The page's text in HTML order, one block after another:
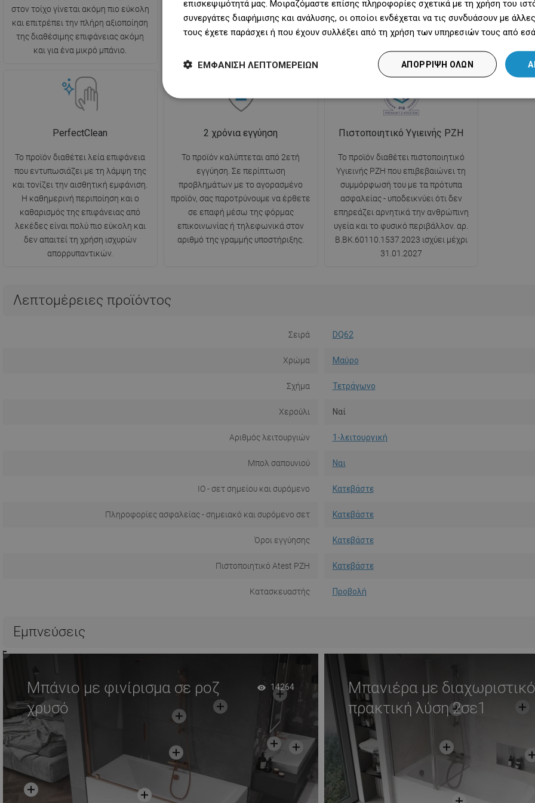
στον τοίχο γίνεται ακόμη πιο εύκολη
και επιτρέπει την πλήρη αξιοποίηση
της διαθέσιμης επιφάνειας ακόμη
και για ένα μικρό μπάνιο.
επόμενων στοιχείων του ντους είναι
πολύ ευκολότερη και πιο
διαισθητική.
κατά τη διάρκεια του μπάνιου, χωρίς
φόβο διακοπής της συνεχούς ροής
νερού.
νερού,
του δεν
της
PerfectClean
Το προϊόν διαθέτει λεία επιφάνεια
που εντυπωσιάζει με τη λάμψη της
και τονίζει την αισθητική εμφάνιση.
Η καθημερινή περιποίηση και ο
καθαρισμός της επιφάνειας από
λεκέδες είναι πολύ πιο εύκολη και
δεν απαιτεί τη χρήση ισχυρών
απορρυπαντικών.
2 χρόνια εγγύηση
Το προϊόν καλύπτεται από 2ετή
εγγύηση. Σε περίπτωση
προβλημάτων με το αγορασμένο
προϊόν, σας παροτρύνουμε να έρθετε
σε επαφή μέσω της φόρμας
επικοινωνίας ή τηλεφωνικά στον
αριθμό της γραμμής υποστήριξης.
Πιστοποιητικό Υγιεινής PZH
Το προϊόν διαθέτει πιστοποιητικό
Υγιεινής PZH που επιβεβαιώνει τη
συμμόρφωσή του με τα πρότυπα
ασφαλείας - υποδεικνύει ότι δεν
επηρεάζει αρνητικά την ανθρώπινη
υγεία και το φυσικό περιβάλλον. αρ.
B.BK.60110.1537.2023 ισχύει μέχρι
31.01.2027
Λεπτομέρειες προϊόντος
Σειρά DQ62
Χρώμα Μαύρο
Σχήμα Τετράγωνο
Χερούλι Ναί
Αριθμός λειτουργιών 1-λειτουργική
Μπολ σαπουνιού Ναι
IO - σετ σημείου και συρόμενο Κατεβάστε
Πληροφορίες ασφαλείας - σημειακό και συρόμενο σετ Κατεβάστε
Όροι εγγύησης Κατεβάστε
Πιστοποιητικό Atest PZH Κατεβάστε
Κατασκευαστής Προβολή
Εμπνεύσεις
Μπάνιο με φινίρισμα σε ροζ
χρυσό
14264
Μπανιέρα με
πρακτική λύση 2σε1
επισκεψιμότητά μας. Μοιραζόμαστε επίσης πληροφορίες σχετικά με τη χρήση του
συνεργάτες διαφήμισης και ανάλυσης, οι οποίοι ενδέχεται να τις συνδυάσουν με
τους έχετε παράσχει ή που έχουν συλλέξει από τη χρήση των υπηρεσιών τους από
ΑΠΌΡΡΙΨΗ ΌΛΩΝ
ΕΜΦΆΝΙΣΗ ΛΕΠΤΟΜΕΡΕΙΏΝ